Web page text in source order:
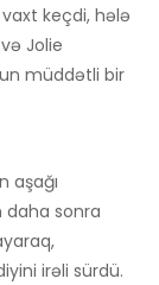
keçdi, hələ
Jolie
müddətli bir
aşağı
daha sonra
irəli sürdü.